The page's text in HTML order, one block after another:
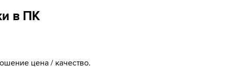
в ПК
цена / качество.